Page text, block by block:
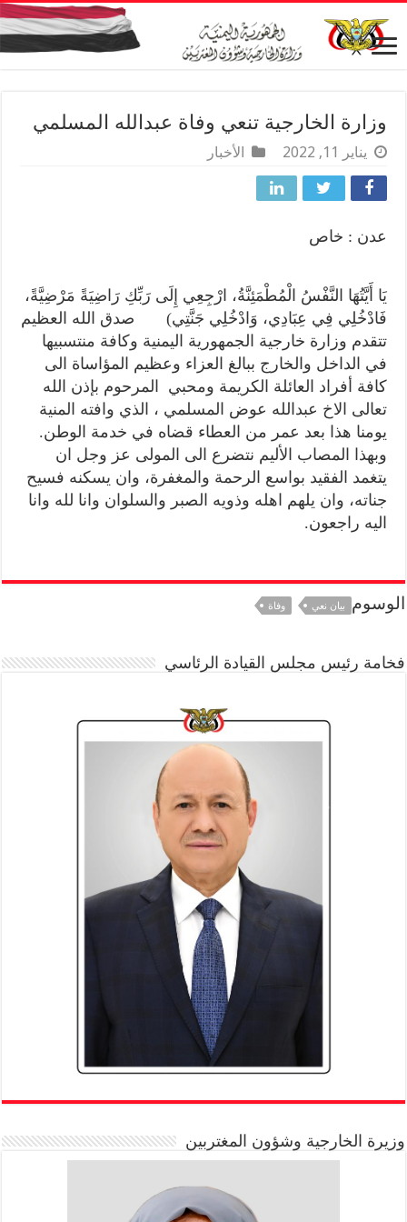
وزارة الخارجية تنعي وفاة عبدالله المسلمي
يناير 11, 2022 الأخبار
عدن : خاص
يَا أَيَّتُهَا النَّفْسُ الْمُطْمَئِنَّةُ، ارْجِعِي إِلَى رَبِّكِ رَاضِيَةً مَرْضِيَّةً،
فَادْخُلِي فِي عِبَادِي، وَادْخُلِي جَنَّتِي) صدق الله العظيم
تتقدم وزارة خارجية الجمهورية اليمنية وكافة منتسبيها
في الداخل والخارج ببالغ العزاء وعظيم المؤاساة الى
كافة أفراد العائلة الكريمة ومحبي المرحوم بإذن الله
تعالى الاخ عبدالله عوض المسلمي ، الذي وافته المنية
يومنا هذا بعد عمر من العطاء قضاه في خدمة الوطن.
وبهذا المصاب الأليم نتضرع الى المولى عز وجل ان
يتغمد الفقيد بواسع الرحمة والمغفرة، وان يسكنه فسيح
جناته، وان يلهم اهله وذويه الصبر والسلوان وانا لله وانا
اليه راجعون.
الوسوم بيان نعي وفاة
فخامة رئيس مجلس القيادة الرئاسي
وزيرة الخارجية وشؤون المغتربين